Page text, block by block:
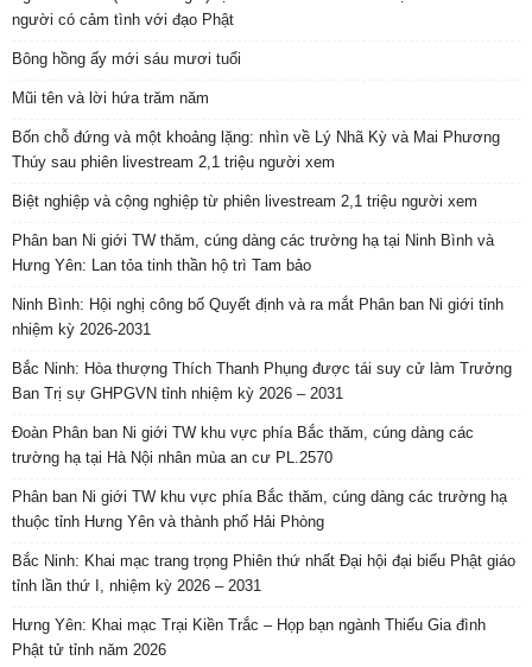
người có cảm tình với đạo Phật
Bông hồng ấy mới sáu mươi tuổi
Mũi tên và lời hứa trăm năm
Bốn chỗ đứng và một khoảng lặng: nhìn về Lý Nhã Kỳ và Mai Phương
Thúy sau phiên livestream 2,1 triệu người xem
Biệt nghiệp và cộng nghiệp từ phiên livestream 2,1 triệu người xem
Phân ban Ni giới TW thăm, cúng dàng các trường hạ tại Ninh Bình và
Hưng Yên: Lan tỏa tinh thần hộ trì Tam bảo
Ninh Bình: Hội nghị công bố Quyết định và ra mắt Phân ban Ni giới tỉnh
nhiệm kỳ 2026-2031
Bắc Ninh: Hòa thượng Thích Thanh Phụng được tái suy cử làm Trưởng
Ban Trị sự GHPGVN tỉnh nhiệm kỳ 2026 – 2031
Đoàn Phân ban Ni giới TW khu vực phía Bắc thăm, cúng dàng các
trường hạ tại Hà Nội nhân mùa an cư PL.2570
Phân ban Ni giới TW khu vực phía Bắc thăm, cúng dàng các trường hạ
thuộc tỉnh Hưng Yên và thành phố Hải Phòng
Bắc Ninh: Khai mạc trang trọng Phiên thứ nhất Đại hội đại biểu Phật giáo
tỉnh lần thứ I, nhiệm kỳ 2026 – 2031
Hưng Yên: Khai mạc Trại Kiền Trắc – Họp bạn ngành Thiếu Gia đình
Phật tử tỉnh năm 2026